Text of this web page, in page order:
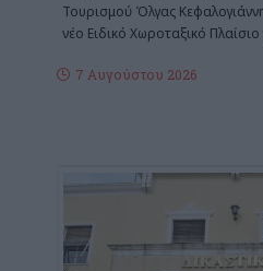
Τουρισμού Όλγας
νέο Ειδικό Χωροταξικό Πλαίσιο
7 Αυγούστου 2026